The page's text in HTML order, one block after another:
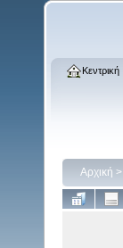
Κεντρική
Αρχική >